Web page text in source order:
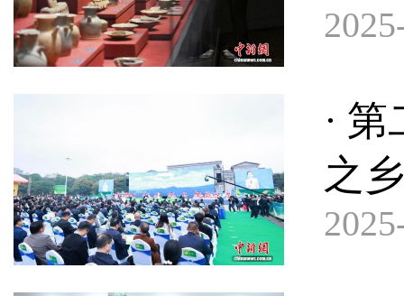
·
之